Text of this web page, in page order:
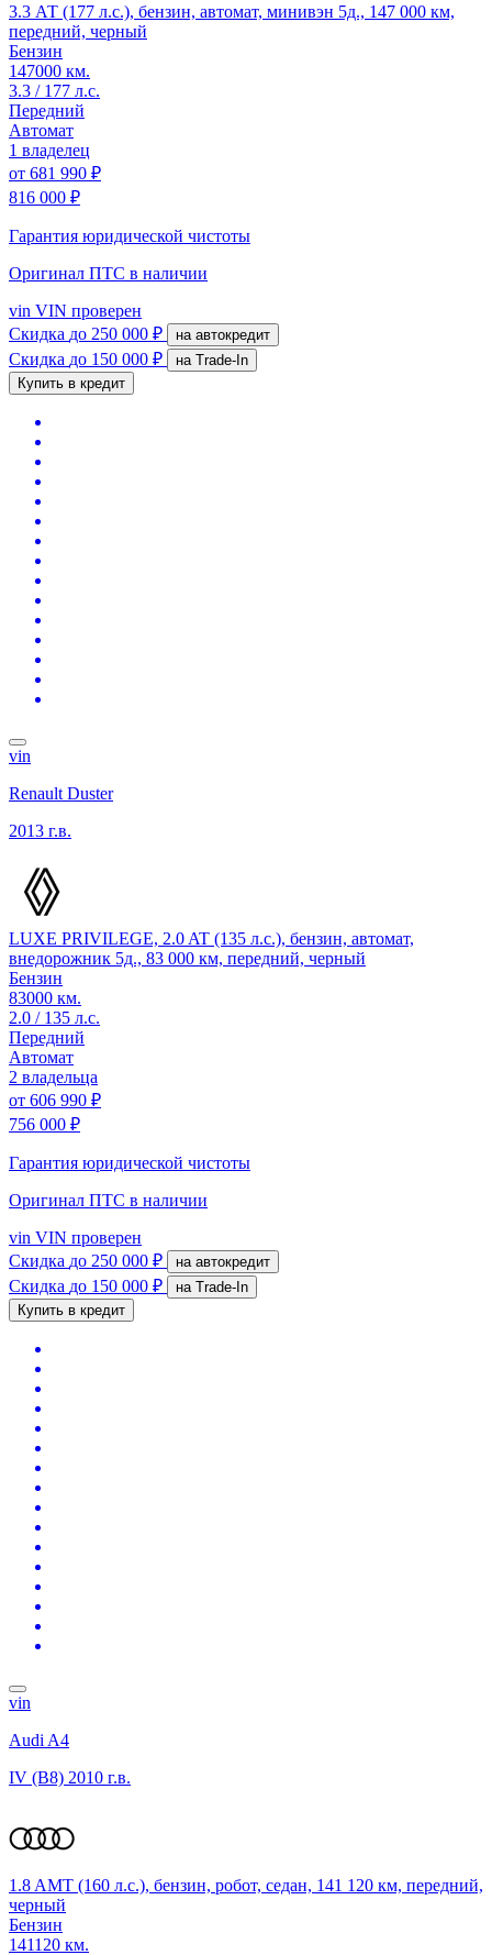
3.3 АТ (177 л.с.), бензин, автомат, минивэн 5д., 147 000 км,
передний, черный
Бензин
147000 км.
3.3 / 177 л.с.
Передний
Автомат
1 владелец
от 681 990 ₽
816 000 ₽
Гарантия юридической чистоты
Оригинал ПТС в наличии
vin VIN проверен
Скидка до 250 000 ₽ на автокредит
Скидка до 150 000 ₽
на Trade-In
Купить в кредит
vin
Renault Duster
2013 г.в.
LUXE PRIVILEGE, 2.0 AT (135 л.с.), бензин, автомат,
внедорожник 5д., 83 000 км, передний, черный
Бензин
83000 км.
2.0 / 135 л.с.
Передний
Автомат
2 владельца
от 606 990 ₽
756 000 ₽
Гарантия юридической чистоты
Оригинал ПТС в наличии
vin VIN проверен
Скидка до 250 000 ₽ на автокредит
Скидка до 150 000 ₽
на Trade-In
Купить в кредит
vin
Audi A4
IV (B8) 2010 г.в.
1.8 AMT (160 л.с.), бензин, робот, седан, 141 120 км, передний,
черный
Бензин
141120 км.